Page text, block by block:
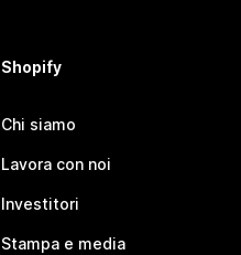
Shopify
Chi siamo
Lavora con noi
Investitori
Stampa e media